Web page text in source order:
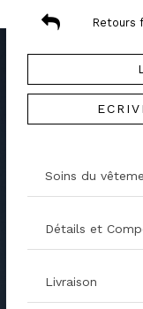
Retours
Soins du
Détails et
Livraison